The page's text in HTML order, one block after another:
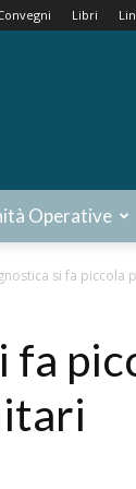
Libri
Operative
si fa piccola
fa